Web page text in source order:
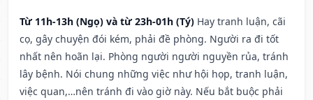
Từ 11h-13h (Ngọ) và từ 23h-01h (Tý) Hay tranh luận, cãi
cọ, gây chuyện đói kém, phải đề phòng. Người ra đi tốt
nhất nên hoãn lại. Phòng người người nguyền rủa, tránh
lây bệnh. Nói chung những việc như hội họp, tranh luận,
việc quan,…nên tránh đi vào giờ này. Nếu bắt buộc phải